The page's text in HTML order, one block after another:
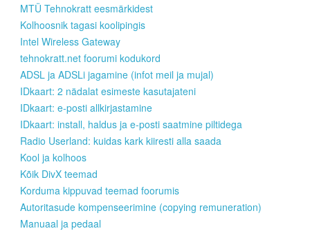
MTÜ Tehnokratt eesmärkidest
Kolhoosnik tagasi koolipingis
Intel Wireless Gateway
tehnokratt.net foorumi kodukord
ADSL ja ADSLi jagamine (infot meil ja mujal)
IDkaart: 2 nädalat esimeste kasutajateni
IDkaart: e-posti allkirjastamine
IDkaart: install, haldus ja e-posti saatmine piltidega
Radio Userland: kuidas kark kiiresti alla saada
Kool ja kolhoos
Kõik DivX teemad
Korduma kippuvad teemad foorumis
Autoritasude kompenseerimine (copying remuneration)
Manuaal ja pedaal